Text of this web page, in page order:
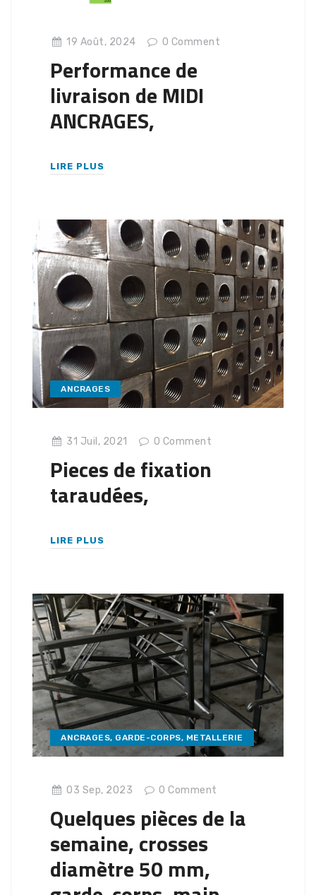
19 Août, 2024 0 Comment
Performance de
livraison de MIDI
ANCRAGES,
LIRE PLUS
ANCRAGES
31 Juil, 2021 0 Comment
Pieces de fixation
taraudées,
LIRE PLUS
ANCRAGES, GARDE-CORPS, METALLERIE
03 Sep, 2023 0 Comment
Quelques pièces de la
semaine, crosses
diamètre 50 mm,